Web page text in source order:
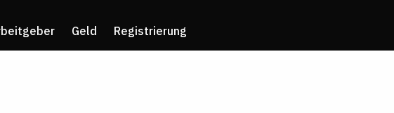
Geld Registrierung